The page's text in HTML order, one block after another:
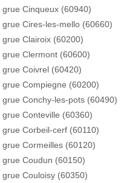
grue Cinqueux (60940)
grue Cires-les-mello (60660)
grue Clairoix (60200)
grue Clermont (60600)
grue Coivrel (60420)
grue Compiegne (60200)
grue Conchy-les-pots (60490)
grue Conteville (60360)
grue Corbeil-cerf (60110)
grue Cormeilles (60120)
grue Coudun (60150)
grue Couloisy (60350)